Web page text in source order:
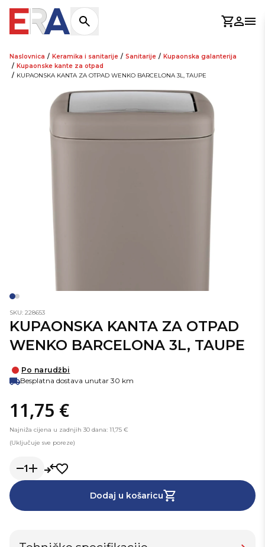
Košarica
Naslovnica / Keramika i sanitarije / Sanitarije / Kupaonska galanterija
/ Kupaonske kante za otpad
/ KUPAONSKA KANTA ZA OTPAD WENKO BARCELONA 3L, TAUPE
SKU: 228653
KUPAONSKA KANTA ZA OTPAD
WENKO BARCELONA 3L, TAUPE
Po narudžbi
Besplatna dostava unutar 30 km
11,75 €
Najniža cijena u zadnjih 30 dana: 11,75 €
(Uključuje sve poreze)
1
Dodaj u košaricu